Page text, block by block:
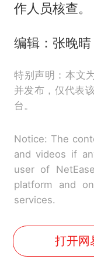
作人员核查。
编辑：张晚晴
特别声明：本文
并发布，仅代表
台。
Notice: The
and videos if
user of
platform and
services.
打开网